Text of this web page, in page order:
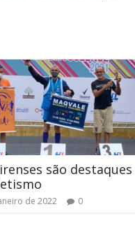
são destaques
de 2022 0